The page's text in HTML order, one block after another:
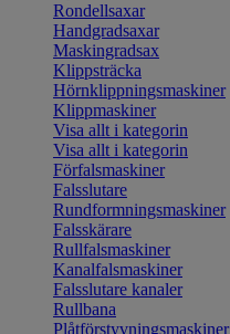
Rondellsaxar
Handgradsaxar
Maskingradsax
Klippsträcka
Hörnklippningsmaskiner
Klippmaskiner
Visa allt i kategorin
Visa allt i kategorin
Förfalsmaskiner
Falsslutare
Rundformningsmaskiner
Falsskärare
Rullfalsmaskiner
Kanalfalsmaskiner
Falsslutare kanaler
Rullbana
Plåtförstyvningsmaskiner